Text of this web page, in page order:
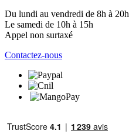
Du lundi au vendredi de 8h à 20h
Le samedi de 10h à 15h
Appel non surtaxé
Contactez-nous